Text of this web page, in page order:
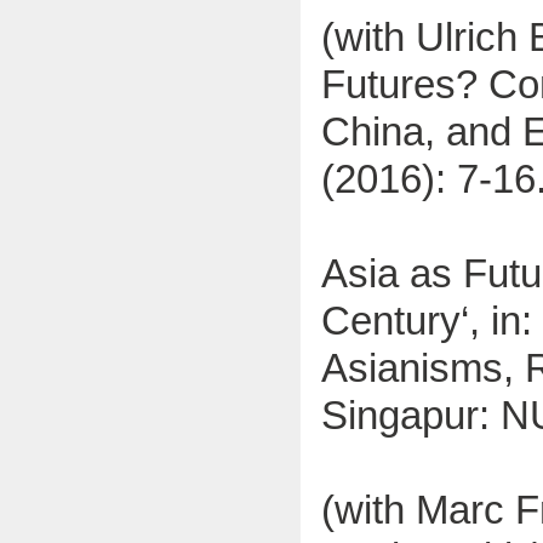
(with Ulrich
Futures?
China, and
(2016): 7-
Asia as
Century‘,
Asianisms,
Singapur:
(with Marc